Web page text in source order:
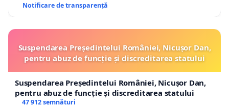
Notificare de transparență
Suspendarea Președintelui României, Nicușor Dan,
pentru abuz de funcție și discreditarea statului
Suspendarea Președintelui României, Nicușor Dan,
pentru abuz de funcție și discreditarea statului
47 912 semnături